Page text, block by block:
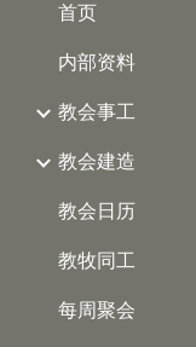
首页
内部资料
教会事工
教会建造
教会日历
教牧同工
每周聚会